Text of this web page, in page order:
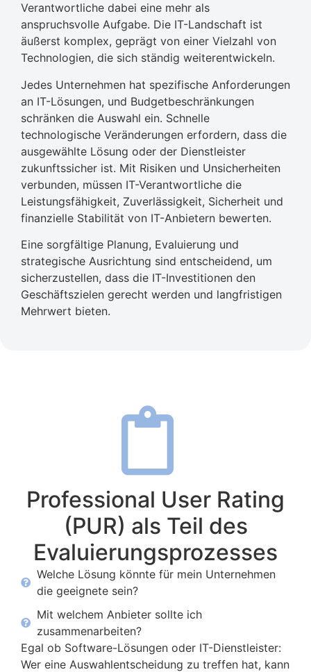
Verantwortliche dabei eine mehr als
anspruchsvolle Aufgabe. Die IT-Landschaft ist
äußerst komplex, geprägt von einer Vielzahl von
Technologien, die sich ständig weiterentwickeln.
Jedes Unternehmen hat spezifische Anforderungen
an IT-Lösungen, und Budgetbeschränkungen
schränken die Auswahl ein. Schnelle
technologische Veränderungen erfordern, dass die
ausgewählte Lösung oder der Dienstleister
zukunftssicher ist. Mit Risiken und Unsicherheiten
verbunden, müssen IT-Verantwortliche die
Leistungsfähigkeit, Zuverlässigkeit, Sicherheit und
finanzielle Stabilität von IT-Anbietern bewerten.
Eine sorgfältige Planung, Evaluierung und
strategische Ausrichtung sind entscheidend, um
sicherzustellen, dass die IT-Investitionen den
Geschäftszielen gerecht werden und langfristigen
Mehrwert bieten.
Professional User Rating
(PUR) als Teil des
Evaluierungsprozesses
Welche Lösung könnte für mein Unternehmen
die geeignete sein?
Mit welchem Anbieter sollte ich
zusammenarbeiten?
Egal ob Software-Lösungen oder IT-Dienstleister:
Wer eine Auswahlentscheidung zu treffen hat, kann